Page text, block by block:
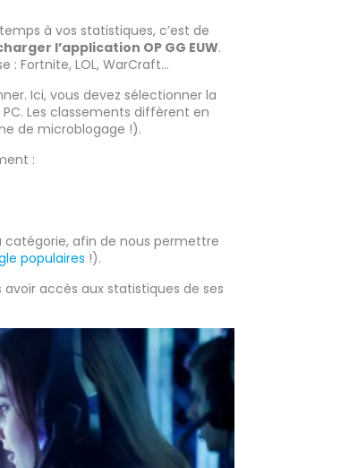
à vos statistiques, c’est de
l’application OP GG EUW.
: Fortnite, LOL, WarCraft…
Ici, vous devez sélectionner la
Les classements diffèrent en
de microblogage !).
:
catégorie, afin de nous permettre
populaires !).
avoir accès aux statistiques de ses